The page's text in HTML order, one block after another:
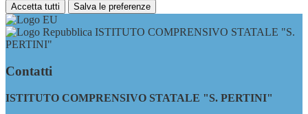
Accetta tutti Salva le preferenze
ISTITUTO COMPRENSIVO STATALE "S.
PERTINI"
Contatti
ISTITUTO COMPRENSIVO STATALE "S. PERTINI"